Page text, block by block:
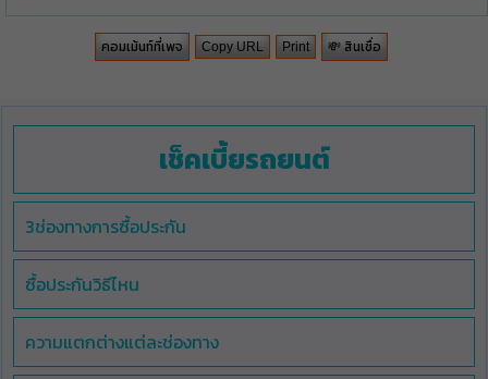
คอมเม้นท์ที่เพจ Copy URL Print 💸 สินเชื่อ
เช็คเบี้ยรถยนต์
3ช่องทางการซื้อประกัน
ซื้อประกันวิธีไหน
ความแตกต่างแต่ละช่องทาง